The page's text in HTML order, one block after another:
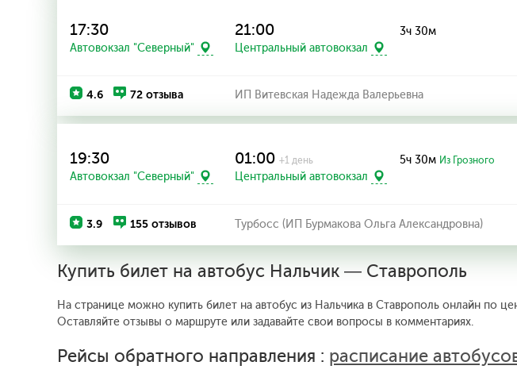
17:30
Автовокзал "Северный"
21:00
Центральный автовокзал
3ч 30м
4.6 72 отзыва ИП Витевская Надежда Валерьевна
19:30
Автовокзал "Северный"
01:00 +1 день
Центральный автовокзал
5ч 30м Из Грозного
3.9 155 отзывов Турбосс (ИП Бурмакова Ольга Александровна)
Купить билет на автобус Нальчик — Ставрополь
На странице можно купить билет на автобус из Нальчика в Ставрополь онлайн по
Оставляйте отзывы о маршруте или задавайте свои вопросы в комментариях.
Рейсы обратного направления : расписание